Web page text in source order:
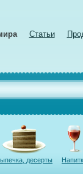
Статьи
десерты